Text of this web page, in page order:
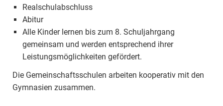
Realschulabschluss
Abitur
Alle Kinder lernen bis zum 8. Schuljahrgang
gemeinsam und werden entsprechend ihrer
Leistungsmöglichkeiten gefördert.
Die Gemeinschaftsschulen arbeiten kooperativ mit den
Gymnasien zusammen.